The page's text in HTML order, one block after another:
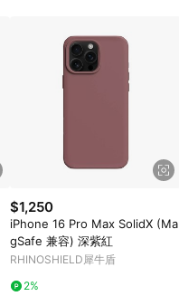
$1,250
iPhone 16 Pro Max SolidX (Ma
gSafe 兼容) 深紫紅
RHINOSHIELD犀牛盾
2%